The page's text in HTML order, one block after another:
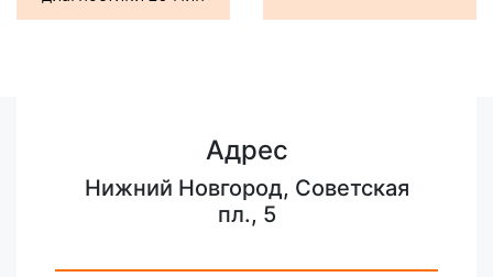
Адрес
Нижний Новгород, Советская
пл., 5